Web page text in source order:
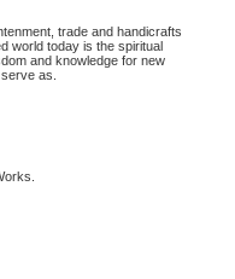
trade and handicrafts
world today is the spiritual
and knowledge for new
as.